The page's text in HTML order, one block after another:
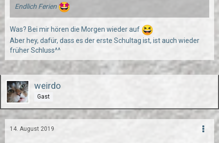
Endlich Ferien
Was? Bei mir hören die Morgen wieder auf
Aber hey, dafür, dass es der erste Schultag ist, ist auch wieder
früher Schluss^^
weirdo
Gast
14. August 2019